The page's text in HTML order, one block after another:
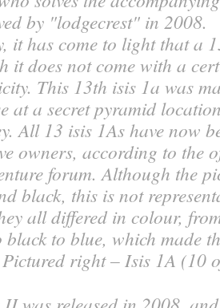
by "lodgecrest" in 2008.
it has come to light that a
it does not come with a
This 13th isis 1a was
at a secret pyramid
All 13 isis 1As have now
owners, according to the
forum. Although the
black, this is not
all differed in colour,
black to blue, which made
right – Isis 1A (10